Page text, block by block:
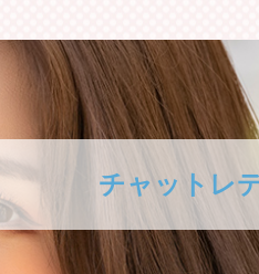
チャットレ